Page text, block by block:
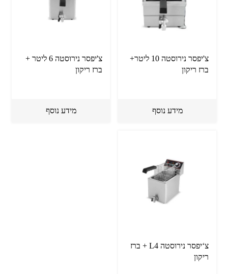
צ'יפסר נירוסטה 10 ליטר+
ברז ריקון
מידע נוסף
צ'יפסר נירוסטה 6 ליטר +
ברז ריקון
מידע נוסף
צ‘יפסר נירוסטה L4 + ברז
ריקון